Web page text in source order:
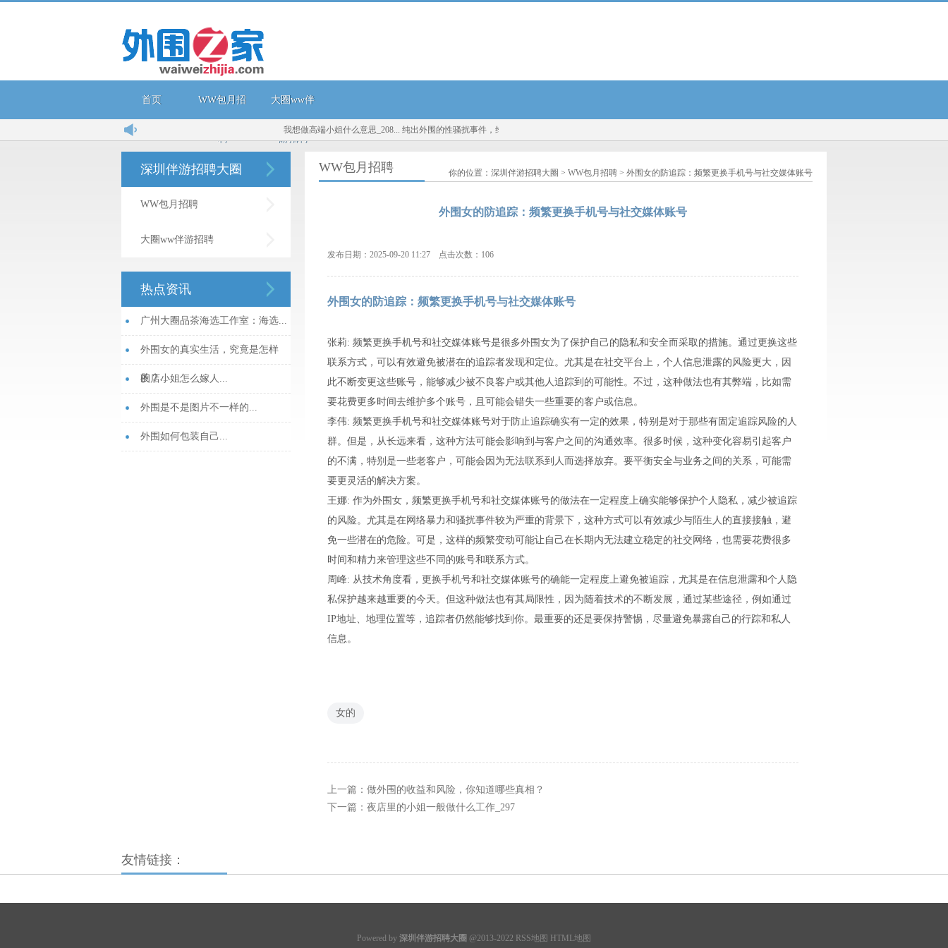
首页 WW包月招
聘
大圈ww伴
游招聘
我想做高端小姐什么意思_208... 纯出外围的性骚扰事件，维权途径与证据收集...
深圳伴游招聘大圈
WW包月招聘
大圈ww伴游招聘
热点资讯
‌广州大圈品茶海选工作室‌：海选...
外围女的真实生活，究竟是怎样
的？...
夜店小姐怎么嫁人...
外围是不是图片不一样的...
外围如何包装自己...
WW包月招聘 你的位置： 深圳伴游招聘大圈 > WW包月招聘 > 外围女的防追踪：频繁更换手机号与社交媒体账号
外围女的防追踪：频繁更换手机号与社交媒体账号
发布日期：2025-09-20 11:27 点击次数：106
外围女的防追踪：频繁更换手机号与社交媒体账号
张莉: 频繁更换手机号和社交媒体账号是很多外围女为了保护自己的隐私和安全而采取的措施。通过更换这些
联系方式，可以有效避免被潜在的追踪者发现和定位。尤其是在社交平台上，个人信息泄露的风险更大，因
此不断变更这些账号，能够减少被不良客户或其他人追踪到的可能性。不过，这种做法也有其弊端，比如需
要花费更多时间去维护多个账号，且可能会错失一些重要的客户或信息。
李伟: 频繁更换手机号和社交媒体账号对于防止追踪确实有一定的效果，特别是对于那些有固定追踪风险的人
群。但是，从长远来看，这种方法可能会影响到与客户之间的沟通效率。很多时候，这种变化容易引起客户
的不满，特别是一些老客户，可能会因为无法联系到人而选择放弃。要平衡安全与业务之间的关系，可能需
要更灵活的解决方案。
王娜: 作为外围女，频繁更换手机号和社交媒体账号的做法在一定程度上确实能够保护个人隐私，减少被追踪
的风险。尤其是在网络暴力和骚扰事件较为严重的背景下，这种方式可以有效减少与陌生人的直接接触，避
免一些潜在的危险。可是，这样的频繁变动可能让自己在长期内无法建立稳定的社交网络，也需要花费很多
时间和精力来管理这些不同的账号和联系方式。
周峰: 从技术角度看，更换手机号和社交媒体账号的确能一定程度上避免被追踪，尤其是在信息泄露和个人隐
私保护越来越重要的今天。但这种做法也有其局限性，因为随着技术的不断发展，通过某些途径，例如通过
IP地址、地理位置等，追踪者仍然能够找到你。最重要的还是要保持警惕，尽量避免暴露自己的行踪和私人
信息。
女的
上一篇： 做外围的收益和风险，你知道哪些真相？
下一篇： 夜店里的小姐一般做什么工作_297
友情链接：
Powered by 深圳伴游招聘大圈 @2013-2022 RSS地图 HTML地图